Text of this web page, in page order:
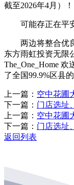
截至2026年4月）！
可能存正在平安
两边将整合优良
东方雨虹投资无限
The_One_Home
了全国99.9%区县
上一篇： 空中花圃
下一篇： 门店选址
上一篇： 空中花圃
下一篇： 门店选址
返回列表